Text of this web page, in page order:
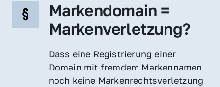
Markendomain =
Markenverletzung?
Dass eine Registrierung einer
Domain mit fremdem Markennamen
noch keine Markenrechtsverletzung